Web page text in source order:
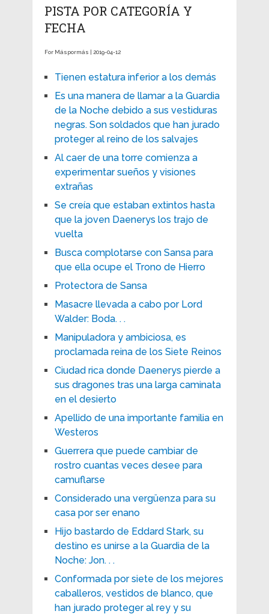
PISTA POR CATEGORÍA Y
FECHA
For Máspormás | 2019-04-12
Tienen estatura inferior a los demás
Es una manera de llamar a la Guardia
de la Noche debido a sus vestiduras
negras. Son soldados que han jurado
proteger al reino de los salvajes
Al caer de una torre comienza a
experimentar sueños y visiones
extrañas
Se creía que estaban extintos hasta
que la joven Daenerys los trajo de
vuelta
Busca complotarse con Sansa para
que ella ocupe el Trono de Hierro
Protectora de Sansa
Masacre llevada a cabo por Lord
Walder: Boda. . .
Manipuladora y ambiciosa, es
proclamada reina de los Siete Reinos
Ciudad rica donde Daenerys pierde a
sus dragones tras una larga caminata
en el desierto
Apellido de una importante familia en
Westeros
Guerrera que puede cambiar de
rostro cuantas veces desee para
camuflarse
Considerado una vergüenza para su
casa por ser enano
Hijo bastardo de Eddard Stark, su
destino es unirse a la Guardia de la
Noche: Jon. . .
Conformada por siete de los mejores
caballeros, vestidos de blanco, que
han jurado proteger al rey y su